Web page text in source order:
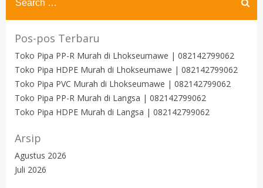
for:
Pos-pos Terbaru
Toko Pipa PP-R Murah di Lhokseumawe | 082142799062
Toko Pipa HDPE Murah di Lhokseumawe | 082142799062
Toko Pipa PVC Murah di Lhokseumawe | 082142799062
Toko Pipa PP-R Murah di Langsa | 082142799062
Toko Pipa HDPE Murah di Langsa | 082142799062
Arsip
Agustus 2026
Juli 2026